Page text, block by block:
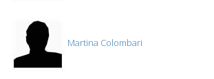
Martina Colombari